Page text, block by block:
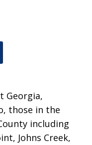
Georgia,
those in the
including
Johns Creek,